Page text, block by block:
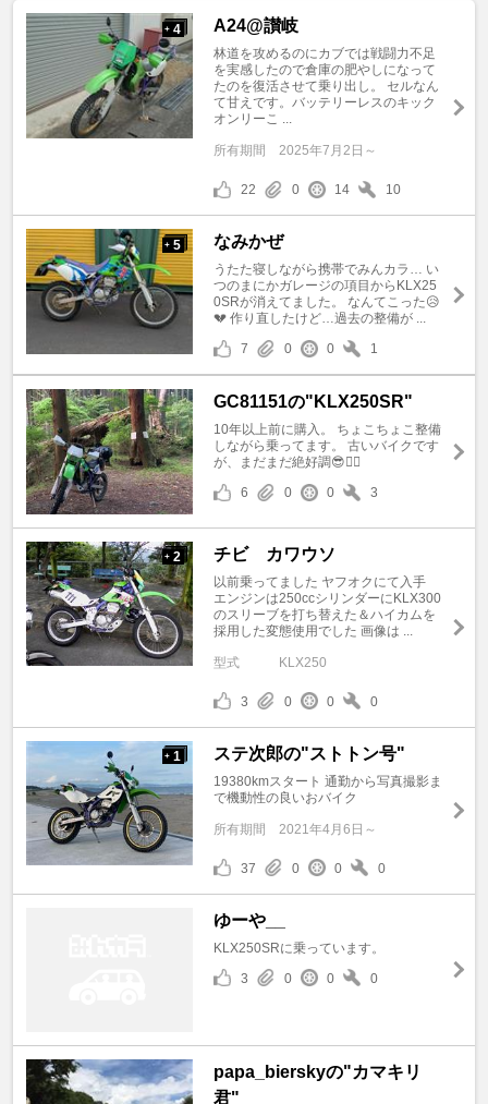
+ 4 A24@讃岐
林道を攻めるのにカブでは戦闘力不足
を実感したので倉庫の肥やしになって
たのを復活させて乗り出し。 セルなん
て甘えです。バッテリーレスのキック
オンリーこ ...
所有期間 2025年7月2日～
22 0 14 10
+ 5 なみかぜ
うたた寝しながら携帯でみんカラ… い
つのまにかガレージの項目からKLX25
0SRが消えてました。 なんてこった😥
💔 作り直したけど…過去の整備が ...
7
0 0 1
GC81151の"KLX250SR"
10年以上前に購入。 ちょこちょこ整備
しながら乗ってます。 古いバイクです
が、まだまだ絶好調😎👍🏻
6
0 0 3
+ 2 チビ カワウソ
以前乗ってました ヤフオクにて入手
エンジンは250ccシリンダーにKLX300
のスリーブを打ち替えた＆ハイカムを
採用した変態使用でした 画像は ...
型式 KLX250
3 0 0 0
+ 1 ステ次郎の"ストトン号"
19380kmスタート 通勤から写真撮影ま
で機動性の良いおバイク
所有期間 2021年4月6日～
37 0 0 0
ゆーや__
KLX250SRに乗っています。
3
0 0 0
papa_bierskyの"カマキリ
君"